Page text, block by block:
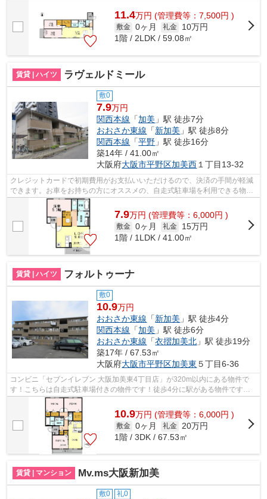
11.4万円 (管理費等：7,500円 )
敷金 0ヶ月 礼金
10万円
1階 / 2LDK / 59.08㎡
賃貸 | ハイツ ラヴェルドミール
敷0
7.9万円
関西本線 「加美 」駅 徒歩7分
おおさか東線 「新加美 」駅 徒歩8分
関西本線 「平野 」駅 徒歩16分
築14年 / 41.00㎡
大阪府大阪市平野区加美西 １丁目13-32
クレジットカードで初期費用がお支払いいただけるので、決済の手間が軽減
できます。お車をお持ちの方にオススメの、自走式駐車場を利用できる物件
です。共用部に住民専用のゴミ置き場...
7.9万円 (管理費等：6,000円 )
敷金 0ヶ月 礼金
15万円
1階 / 1LDK / 41.00㎡
賃貸 | ハイツ フォルトゥーナ
敷0
10.9万円
おおさか東線 「新加美 」駅 徒歩4分
関西本線 「加美 」駅 徒歩6分
おおさか東線 「衣摺加美北 」駅 徒歩19分
築17年 / 67.53㎡
大阪府大阪市平野区加美東 ５丁目6-36
コンビニ「セブンイレブン 大阪加美東4丁目店」が320m以内にある物件で
す！こちらは自走式駐車場付きの物件です！徒歩4分に駅がある物件です！
最上階の物件です！ご自身の目で大阪市平...
10.9万円 (管理費等：6,000円 )
敷金 0ヶ月 礼金
20万円
1階 / 3DK / 67.53㎡
賃貸 | マンション Mv.ms大阪新加美
敷0 礼0